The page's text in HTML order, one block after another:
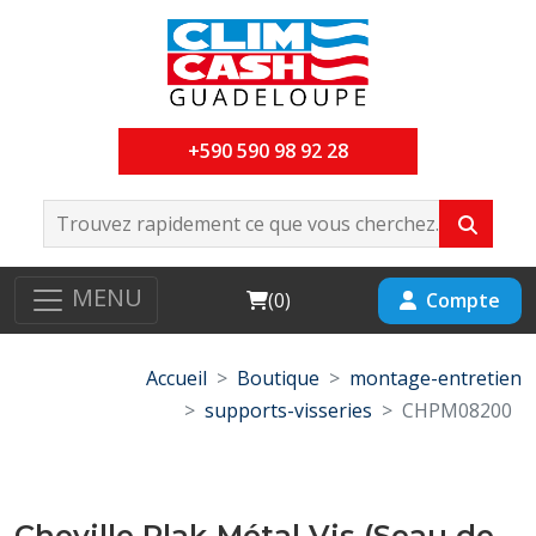
+590 590 98 92 28
MENU Cart
(0) Compte
Accueil Boutique
montage-entretien
supports-visseries
CHPM08200